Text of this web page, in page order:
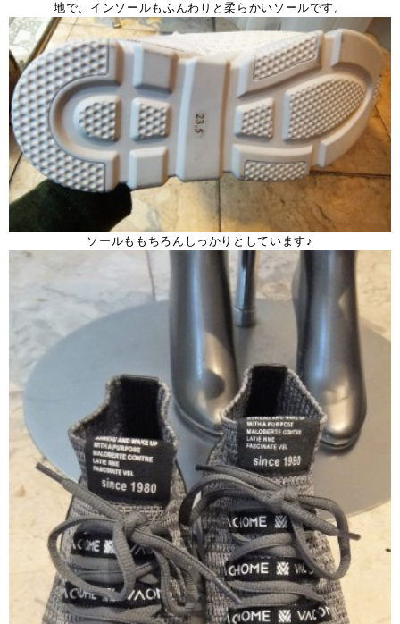
地で、インソールもふんわりと柔らかいソールです。
ソールももちろんしっかりとしています♪